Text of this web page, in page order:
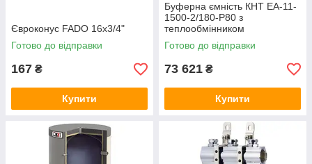
Євроконус FADO 16x3/4"
Готово до відправки
167 ₴
Купити
Буферна ємність КНТ ЕА-11-
1500-2/180-P80 з
теплообмінником
Готово до відправки
73 621 ₴
Купити